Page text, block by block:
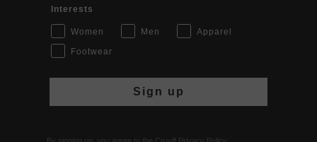
Interests
Women Men
Apparel
Footwear
Sign up